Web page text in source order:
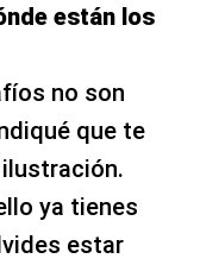
están los
no son
que te
ya tienes
estar